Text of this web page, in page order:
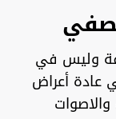
وليس في
عادة أعراض